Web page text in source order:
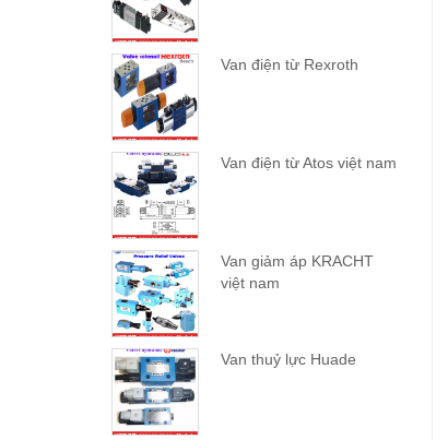
Van điện từ Rexroth
Van điện từ Atos việt nam
Van giảm áp KRACHT
việt nam
Van thuỷ lực Huade